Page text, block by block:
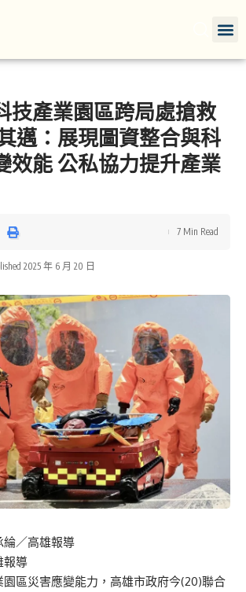
技產業園區跨局處搶救
：展現圖資整合與科
效能 公私協力提升產業
2025 年 6 月 20 日
7 Min Read
綸／高雄報導
報導
區災害應變能力，高雄市政府今(20)聯合